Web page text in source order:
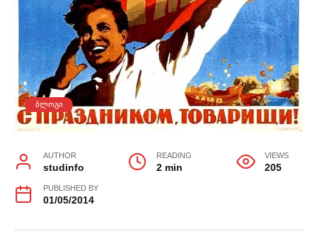
ᲑᲚᲝᲒᲘ
AUTHOR
studinfo
READING
2 min
VIEWS
205
PUBLISHED BY
01/05/2014